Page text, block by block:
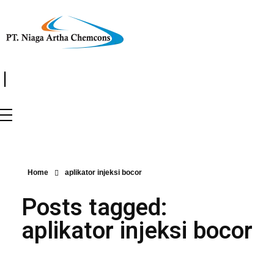
|
Home aplikator injeksi bocor
Posts tagged:
aplikator injeksi bocor